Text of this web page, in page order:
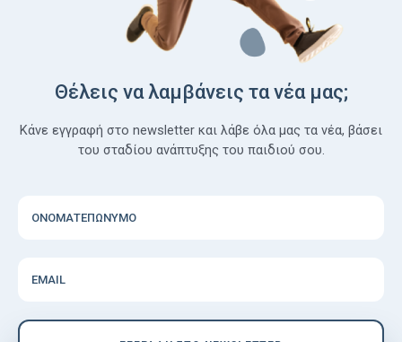
Θέλεις να λαμβάνεις τα νέα μας;
Κάνε εγγραφή στο newsletter και λάβε όλα μας τα νέα, βάσει
του σταδίου ανάπτυξης του παιδιού σου.
ΟΝΟΜΑΤΕΠΩΝΥΜΟ
EMAIL